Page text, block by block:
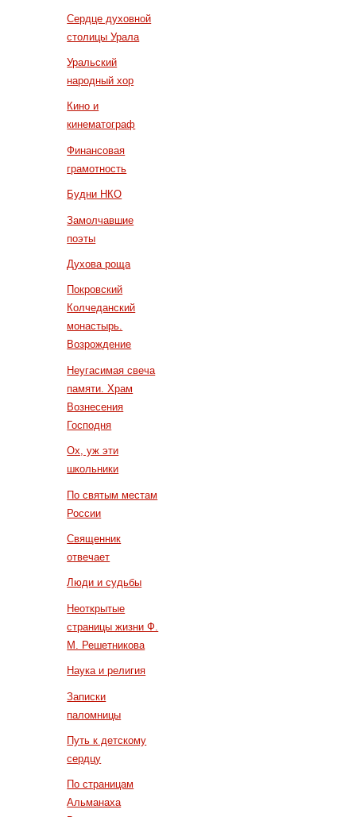
Сердце духовной
столицы Урала
Уральский
народный хор
Кино и
кинематограф
Финансовая
грамотность
Будни НКО
Замолчавшие
поэты
Духова роща
Покровский
Колчеданский
монастырь.
Возрождение
Неугасимая свеча
памяти. Храм
Вознесения
Господня
Ох, уж эти
школьники
По святым местам
России
Священник
отвечает
Люди и судьбы
Неоткрытые
страницы жизни Ф.
М. Решетникова
Наука и религия
Записки
паломницы
Путь к детскому
сердцу
По страницам
Альманаха